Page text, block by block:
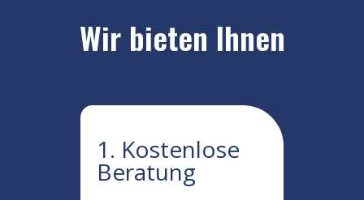
Wir bieten Ihnen
1. Kostenlose
Beratung